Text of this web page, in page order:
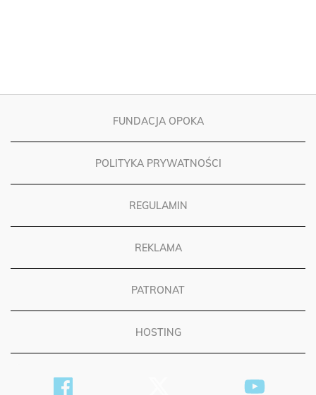
FUNDACJA OPOKA
POLITYKA PRYWATNOŚCI
REGULAMIN
REKLAMA
PATRONAT
HOSTING